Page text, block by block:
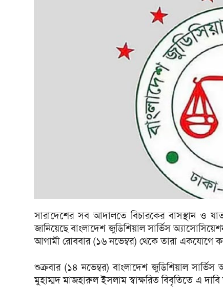
সারাদেশের সব আদালতে বিচারকের বাসস্থান ও
জানিয়েছে বাংলাদেশ জুডিশিয়াল সার্ভিস
আগামী রোববার (১৬ নভেম্বর) থেকে তারা একযোগে
শুক্রবার (১৪ নভেম্বর) বাংলাদেশ জুডিশিয়াল
মুহাম্মদ মাজহারুল ইসলাম স্বাক্ষরিত বিবৃতিতে এ